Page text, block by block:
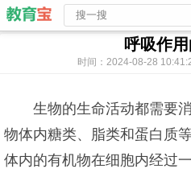
呼吸作
时间：2024-08-28
生物的生命活动都需要
物体内糖类、脂类和蛋白质
体内的有机物在细胞内经过